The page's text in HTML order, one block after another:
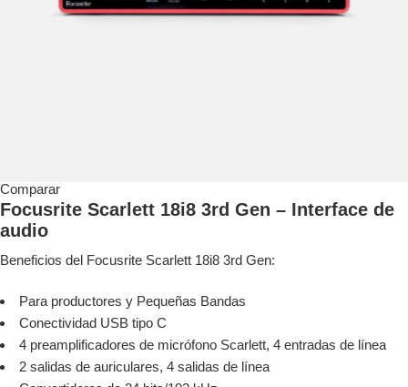
Comparar
Focusrite Scarlett 18i8 3rd Gen – Interface de
audio
Beneficios del Focusrite Scarlett 18i8 3rd Gen:
Para productores y Pequeñas Bandas
Conectividad USB tipo C
4 preamplificadores de micrófono Scarlett, 4 entradas de línea
2 salidas de auriculares, 4 salidas de línea